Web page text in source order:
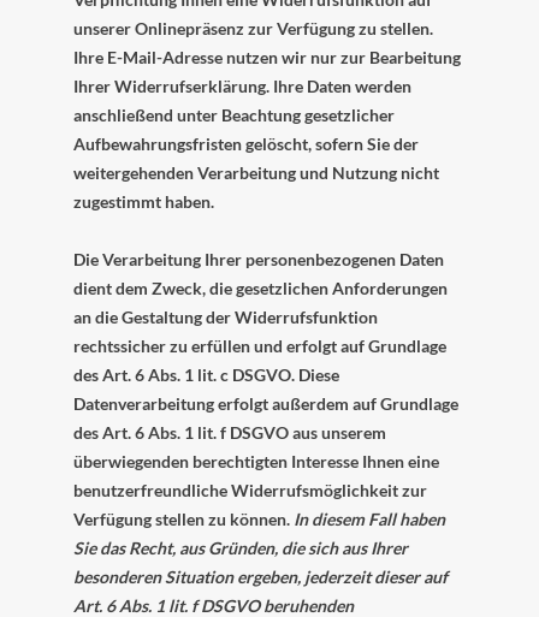
unserer Onlinepräsenz zur Verfügung zu stellen.
Ihre E-Mail-Adresse nutzen wir nur zur Bearbeitung
Ihrer Widerrufserklärung. Ihre Daten werden
anschließend unter Beachtung gesetzlicher
Aufbewahrungsfristen gelöscht, sofern Sie der
weitergehenden Verarbeitung und Nutzung nicht
zugestimmt haben.
Die Verarbeitung Ihrer personenbezogenen Daten
dient dem Zweck, die gesetzlichen Anforderungen
an die Gestaltung der Widerrufsfunktion
rechtssicher zu erfüllen und erfolgt auf Grundlage
des Art. 6 Abs. 1 lit. c DSGVO. Diese
Datenverarbeitung erfolgt außerdem auf Grundlage
des Art. 6 Abs. 1 lit. f DSGVO aus unserem
überwiegenden berechtigten Interesse Ihnen eine
benutzerfreundliche Widerrufsmöglichkeit zur
Verfügung stellen zu können. In diesem Fall haben
Sie das Recht, aus Gründen, die sich aus Ihrer
besonderen Situation ergeben, jederzeit dieser auf
Art. 6 Abs. 1 lit. f DSGVO beruhenden